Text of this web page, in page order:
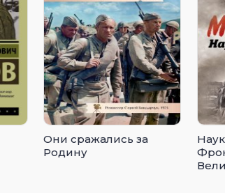
Они сражались за
Родину